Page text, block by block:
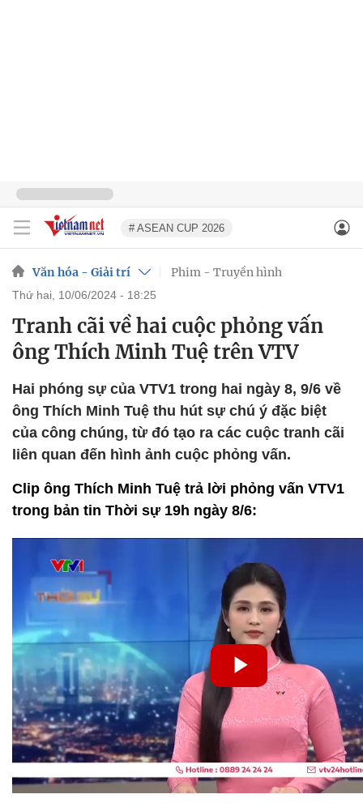
# ASEAN CUP 2026
Văn hóa - Giải trí Phim - Truyền hình
thứ hai, 10/06/2024 - 18:25
Tranh cãi về hai cuộc phỏng vấn
ông Thích Minh Tuệ trên VTV
Hai phóng sự của VTV1 trong hai ngày 8, 9/6 về
ông Thích Minh Tuệ thu hút sự chú ý đặc biệt
của công chúng, từ đó tạo ra các cuộc tranh cãi
liên quan đến hình ảnh cuộc phỏng vấn.
Clip ông Thích Minh Tuệ trả lời phỏng vấn VTV1
trong bản tin Thời sự 19h ngày 8/6: